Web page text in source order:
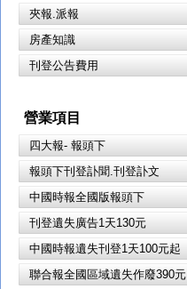
夾報.派報
房產知識
刊登公告費用
營業項目
四大報- 報頭下
報頭下刊登訃聞.刊登訃文
中國時報全國版報頭下
刊登遺失廣告1天130元
中國時報遺失刊登1天100元起
聯合報全國區域遺失作廢390元